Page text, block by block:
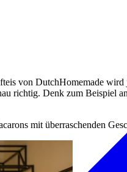
von DutchHomemade
richtig. Denk zum Beispiel
mit überraschenden